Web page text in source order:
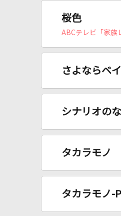
桜色
ABCテレビ「家族
さよならベ
シナリオの
タカラモノ
タカラモノ-